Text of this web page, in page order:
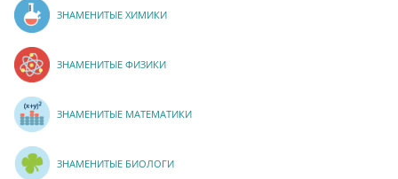
ЗНАМЕНИТЫЕ ХИМИКИ
ЗНАМЕНИТЫЕ ФИЗИКИ
ЗНАМЕНИТЫЕ МАТЕМАТИКИ
ЗНАМЕНИТЫЕ БИОЛОГИ